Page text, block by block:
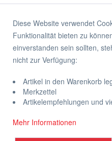
Übersicht
KAWASAKI
Diese Website verwendet
Funktionalität bieten zu
einverstanden sein sollten,
nicht zur Verfügung:
Artikel in den Warenkorb
Merkzettel
Artikelempfehlungen und
Mehr Informationen